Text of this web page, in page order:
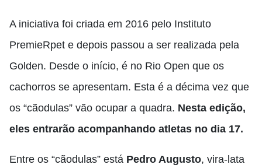
A iniciativa foi criada em 2016 pelo Instituto
PremieRpet e depois passou a ser realizada pela
Golden. Desde o início, é no Rio Open que os
cachorros se apresentam. Esta é a décima vez que
os “cãodulas” vão ocupar a quadra. Nesta edição,
eles entrarão acompanhando atletas no dia 17.
Entre os “cãodulas” está Pedro Augusto, vira-lata